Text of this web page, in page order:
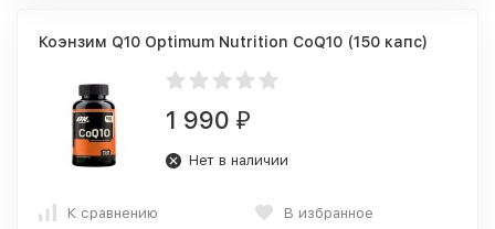
Коэнзим Q10 Optimum Nutrition CoQ10 (150 капс)
1 990 ₽
Нет в наличии
К сравнению В избранное